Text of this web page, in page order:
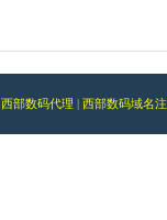
西部数码代理 西部数码域名